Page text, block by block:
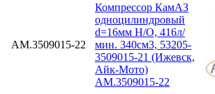
АМ.3509015-22
Компрессор КамАЗ
одноцилиндровый
d=16мм Н/О, 416л/
мин. 340см3, 53205-
3509015-21 (Ижевск,
Айк-Мото)
АМ.3509015-22